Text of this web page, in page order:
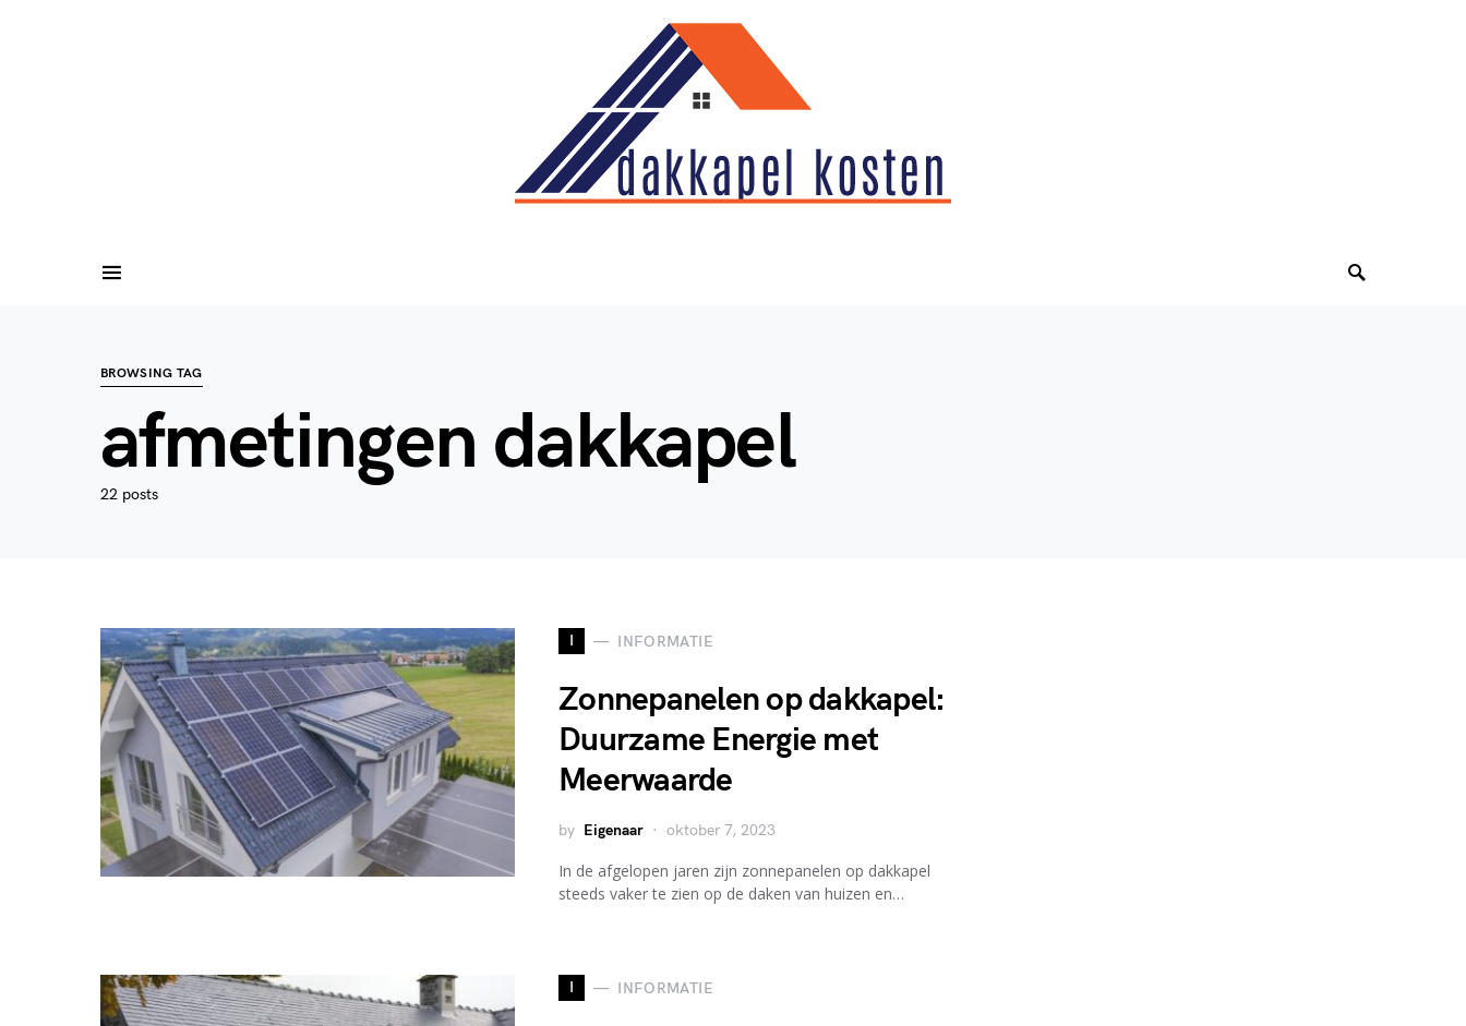
BROWSING TAG
afmetingen dakkapel
22 posts
I INFORMATIE
Zonnepanelen op dakkapel:
Duurzame Energie met
Meerwaarde
by Eigenaar oktober 7, 2023
In de afgelopen jaren zijn zonnepanelen op dakkapel
steeds vaker te zien op de daken van huizen en…
I INFORMATIE